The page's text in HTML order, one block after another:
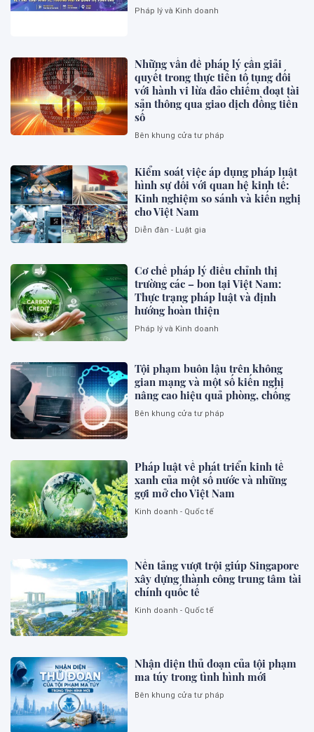
Pháp lý và Kinh doanh
Những vấn đề pháp lý cần giải
quyết trong thực tiễn tố tụng đối
với hành vi lừa đảo chiếm đoạt tài
sản thông qua giao dịch đồng tiền
số
Bên khung cửa tư pháp
Kiểm soát việc áp dụng pháp luật
hình sự đối với quan hệ kinh tế:
Kinh nghiệm so sánh và kiến nghị
cho Việt Nam
Diễn đàn - Luật gia
Cơ chế pháp lý điều chỉnh thị
trường các – bon tại Việt Nam:
Thực trạng pháp luật và định
hướng hoàn thiện
Pháp lý và Kinh doanh
Tội phạm buôn lậu trên không
gian mạng và một số kiến nghị
nâng cao hiệu quả phòng, chống
Bên khung cửa tư pháp
Pháp luật về phát triển kinh tế
xanh của một số nước và những
gợi mở cho Việt Nam
Kinh doanh - Quốc tế
Nền tảng vượt trội giúp Singapore
xây dựng thành công trung tâm tài
chính quốc tế
Kinh doanh - Quốc tế
Nhận diện thủ đoạn của tội phạm
ma túy trong tình hình mới
Bên khung cửa tư pháp